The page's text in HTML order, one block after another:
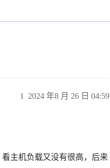
2024 年8 月 26 日 04:59
1
主机负载又没有很高，后来